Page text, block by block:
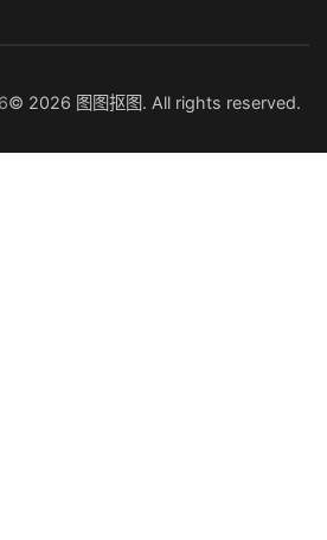
© 2026 图图抠图. All rights reserved.